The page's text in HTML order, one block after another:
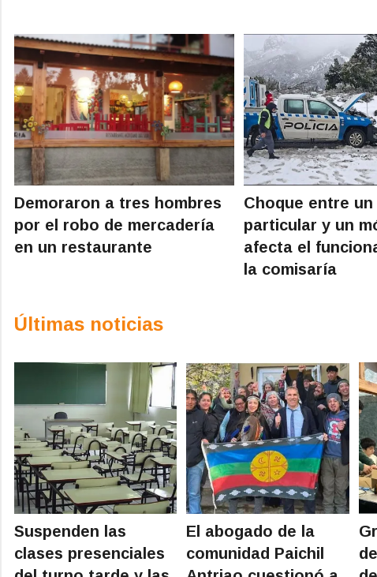
Demoraron a tres hombres
por el robo de mercadería
en un restaurante
Choque entre
particular y un
afecta el
la comisaría
Últimas noticias
Suspenden las
clases presenciales
El abogado de la
comunidad Paichil